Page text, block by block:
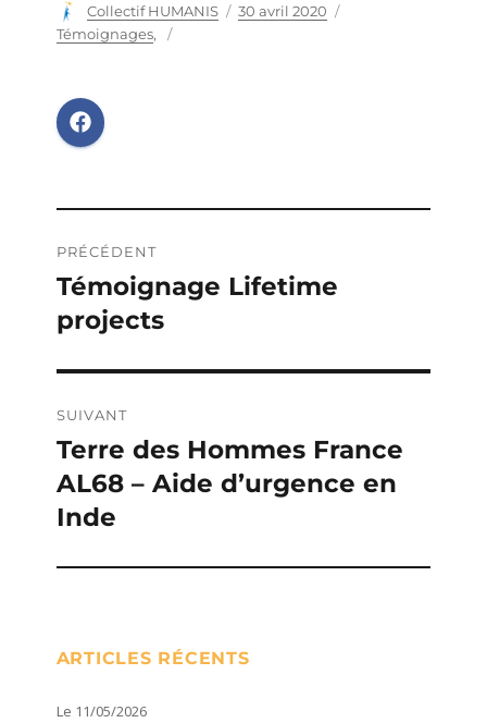
Auteur
Collectif HUMANIS
Publié
30 avril 2020
Témoignages,
de
l’article
PRÉCÉDENT
Publication
précédente :
Témoignage Lifetime
projects
SUIVANT
Publication
suivante :
Terre des Hommes France
AL68 – Aide d’urgence en
Inde
ARTICLES RÉCENTS
Le 11/05/2026